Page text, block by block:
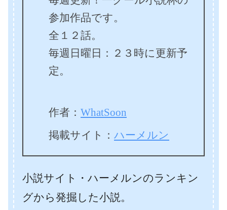
参加作品です。
全１２話。
毎週日曜日：２３時に更新予
定。
作者： WhatSoon
掲載サイト： ハーメルン
小説サイト・ハーメルンのランキン
グから発掘した小説。